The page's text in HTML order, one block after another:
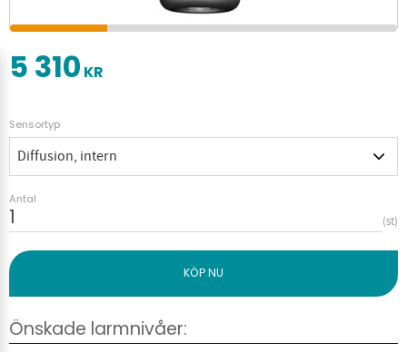
5 310 KR
Sensortyp
Antal
st